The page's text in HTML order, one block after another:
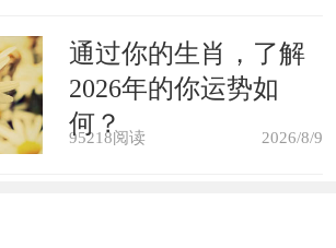
通过你的生肖，了解
2026年的你运势如
何？
95218阅读 2026/8/9